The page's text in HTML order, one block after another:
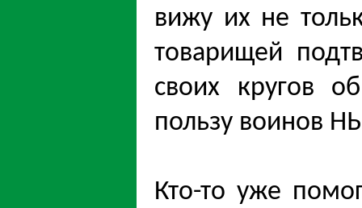
вижу их не
товарищей
своих кругов
пользу воинов
Кто-то уже